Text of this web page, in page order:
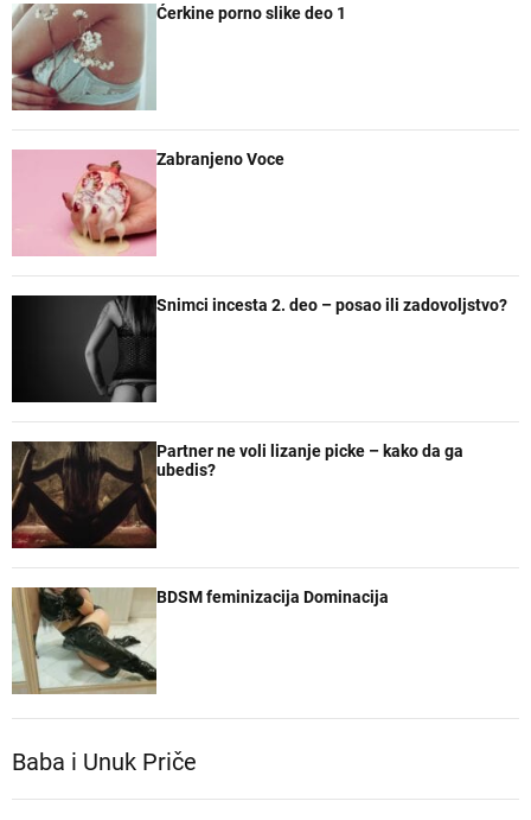
u
l
a
r
e
e
Ćerkine porno slike deo 1
Zabranjeno Voce
Snimci incesta 2. deo – posao ili zadovoljstvo?
Partner ne voli lizanje picke – kako da ga
ubedis?
BDSM feminizacija Dominacija
Baba i Unuk Priče